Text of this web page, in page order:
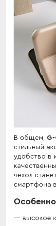
В общем,
стильный
удобство в
чехол
смартфона
высокое